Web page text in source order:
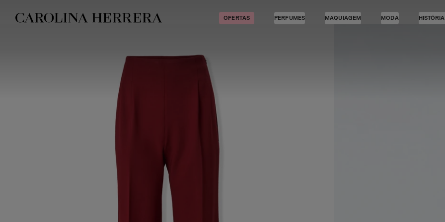
Declaração de acessibilidade
OFERTAS PERFUMES MAQUIAGEM MODA